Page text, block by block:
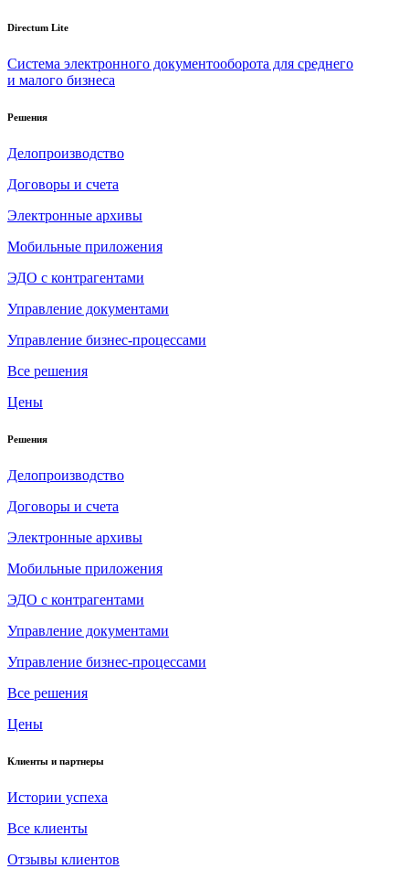
Directum Lite
Система электронного документооборота для среднего
и малого бизнеса
Решения
Делопроизводство
Договоры и счета
Электронные архивы
Мобильные приложения
ЭДО с контрагентами
Управление документами
Управление бизнес-процессами
Все решения
Цены
Решения
Делопроизводство
Договоры и счета
Электронные архивы
Мобильные приложения
ЭДО с контрагентами
Управление документами
Управление бизнес-процессами
Все решения
Цены
Клиенты и партнеры
Истории успеха
Все клиенты
Отзывы клиентов